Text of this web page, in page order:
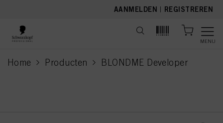
AANMELDEN | REGISTREREN
MENU
Home Producten BLONDME Developer
current page